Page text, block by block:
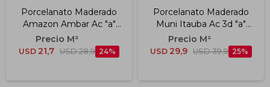
Porcelanato Maderado
Amazon Ambar Ac "a"
20x90 Cm
USD 21,7 USD 28,9 24
Porcelanato Maderado
Muni Itauba Ac 3d "a"
19.7x120 Cm
USD 29,9 USD 39,9 25